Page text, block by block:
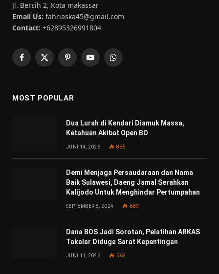
Jl. Bersih 2, Kota makassar
Email Us: fahriaska45@gmail.com
Contact: +62895326991804
Facebook
X
PinterestYouTubeWhatsApp
MOST POPULAR
Dua Lurah di Kendari Diamuk Massa,
Ketahuan Akibat Open BO
JUNI 14, 2026 885
Demi Menjaga Persaudaraan dan Nama
Baik Sulawesi, Daeng Jamal Serahkan
Kalijodo Untuk Menghindar Pertumpahan
SEPTEMBER 8, 2024 689
Dana BOS Jadi Sorotan, Pelatihan ARKAS
Takalar Diduga Sarat Kepentingan
JUNI 11, 2026 562